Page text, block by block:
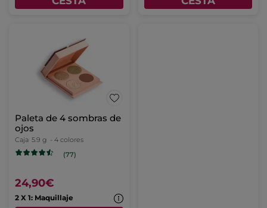
Paleta de 4 sombras de
ojos
Caja 5.9 g - 4 colores
(77)
24,90€
2 X 1: Maquillaje